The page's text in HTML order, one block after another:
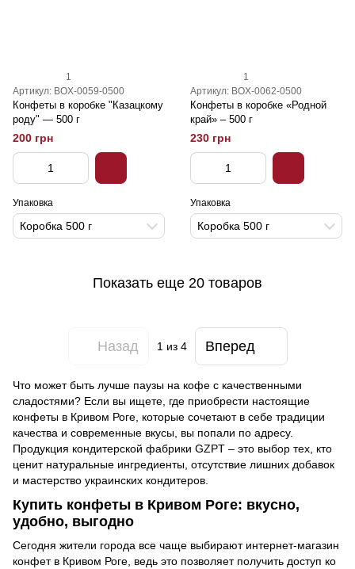
1
Артикул: BOX-0059-0500
Конфеты в коробке "Казацкому
роду" — 500 г
200 грн
Упаковка
Коробка 500 г
1
Артикул: BOX-0062-0500
Конфеты в коробке «Родной
край» – 500 г
230 грн
Упаковка
Коробка 500 г
Показать еще 20 товаров
Назад 1 из 4 Вперед
Что может быть лучше паузы на кофе с качественными
сладостями? Если вы ищете, где приобрести настоящие
конфеты в Кривом Роге, которые сочетают в себе традиции
качества и современные вкусы, вы попали по адресу.
Продукция кондитерской фабрики GZPT – это выбор тех, кто
ценит натуральные ингредиенты, отсутствие лишних добавок
и мастерство украинских кондитеров.
Купить конфеты в Кривом Роге: вкусно,
удобно, выгодно
Сегодня жители города все чаще выбирают интернет-магазин
конфет в Кривом Роге, ведь это позволяет получить доступ ко